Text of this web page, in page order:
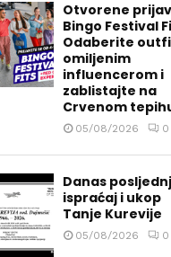
Otvorene
Bingo Festival
Odaberite
omiljenim
influencerom i
zablistajte na
Crvenom
05/08/2026 0
Danas
ispraćaj i ukop
Tanje Kurevije
05/08/2026 0